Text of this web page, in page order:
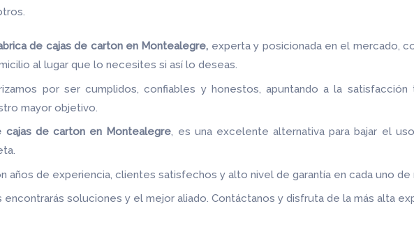
de cajas de carton en Montealegre, experta y posicionada en el mercado,
al lugar que lo necesites si así lo deseas.
por ser cumplidos, confiables y honestos, apuntando a la
mayor objetivo.
cajas de carton en Montealegre, es una excelente alternativa para bajar el
años de experiencia, clientes satisfechos y alto nivel de garantía en cada uno
encontrarás soluciones y el mejor aliado.Contáctanos y disfruta de la más alta